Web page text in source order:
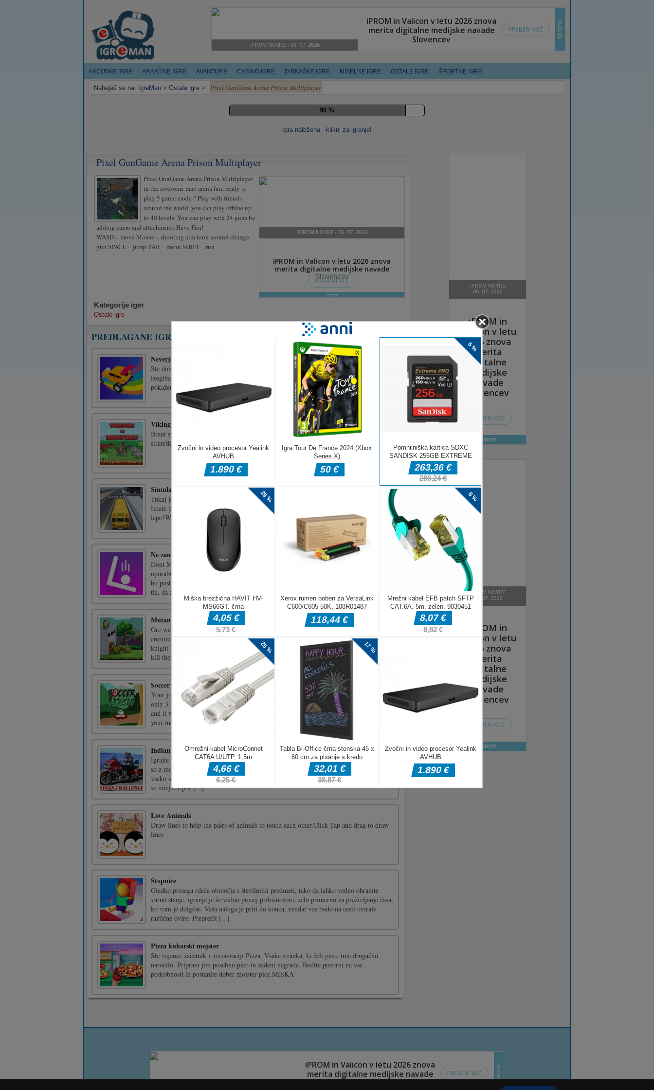
AKCIJSKE IGRE ARKADNE IGRE AVANTURE CASINO IGRE DIRKAŠKE IGRE MISELNE IGRE OSTALE IGRE ŠPORTNE IGRE
Nahajaš se na: IgreMan > Ostale igre > Pixel GunGame Arena Prison Multiplayer
Pixel GunGame Arena Prison Multiplayer
Pixel GunGame Arena Prison Multiplayer
in the awesome map arena fun, ready to
play 5 game mode ? Play with friends
around the world, you can play offline up
to 40 levels. You can play with 24 guns by
adding camo and attachments Have Fun!
WASD – move Mouse – shooting aim look around change
gun SPACE – jump TAB – menu SHIFT – run
Kategorije iger
Ostale igre
PREDLAGANE IGRE
Neverjeten štos
Ste dobri v izogibanju avtomobilskim oviram? Pred kratkim vam nudimo tako igro
izogibanja oviram kot igro zbiranja med vožnjo. Čas je, da dokončate vse stopnje in
pokažete svoje vozniške sposobnosti!WASD ali puščične tipke - premikanje
Vikingi proti pošasti
Brani svojo vikinško vas pred pošasti in poskusi preživeti čim več valov v tej zahtevni
strateški igri!
Simulacija šolskega avtobusa
Tukaj je simulacijska igra parkiranja šolskega avtobusa s 3D umetniško animacijo.
Imate priložnost poslati šolski avtobus v šolo na ulici. Bodite mirni in imejte se
lepo!WASD - premakni se
Ne zamudite
bo postajala vse težja. Dobro skrbi za to. pridi noKliknite miško, da narišete steno in
Mutant Orc Invasion
Orc want to attack your town and your job is to defeat the town. Destroy all mutant orc
enemies. You can shoot from the roof of the castle with arrows and to get help from
knight and catapult. The enemies will came in waves, so you need to react fast and to
Soccer Target
Your job is to shoot with soccer ball right in target and to get some point. You heave
and it will show up some obstacles.Heave fun!Use your mouse to play the game use
so z motorjem indian challenger. Rešite vse uganke in ohranite svoje možgane ostre. Za
vsako sliko imate štiri načine, 16 kosov, 36 kosov, 64 kosov in 100 kosov. Uživajte in